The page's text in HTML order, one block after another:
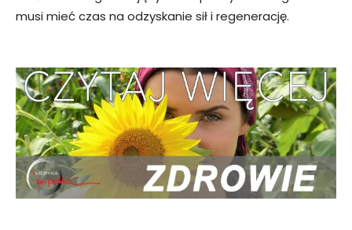
musi mieć czas na odzyskanie sił i regenerację.